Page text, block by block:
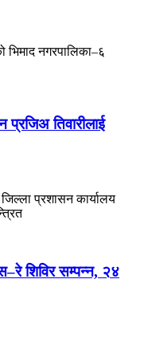
नगरपालिका–६
तिवारीलाई
प्रशासन कार्यालय
शिविर सम्पन्न, २४